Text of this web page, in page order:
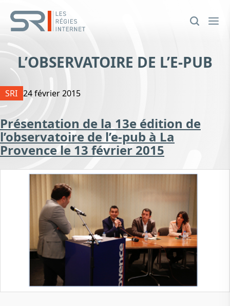
L’OBSERVATOIRE DE L’E-PUB
SRI 24 février 2015
Présentation de la 13e édition de
l’observatoire de l’e-pub à La
Provence le 13 février 2015